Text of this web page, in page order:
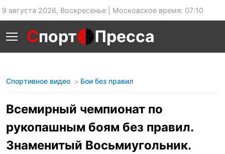
9 августа 2026, Воскресенье | Московское время: 07:10
Спорт Пресса
Спортивное видео Бои без правил
Всемирный чемпионат по
рукопашным боям без правил.
Знаменитый Восьмиугольник.